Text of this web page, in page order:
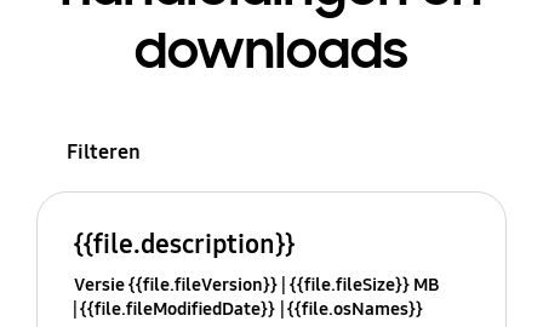
downloads
Filteren
{{file.description}}
Versie {{file.fileVersion}} {{file.fileSize}} MB
{{file.fileModifiedDate}} {{file.osNames}}